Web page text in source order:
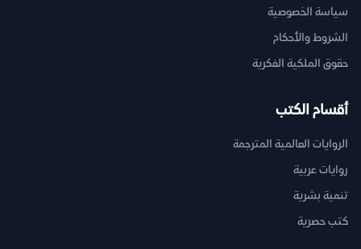
سياسة الخصوصية
الشروط والأحكام
حقوق الملكية الفكرية
أقسام الكتب
الروايات العالمية المترجمة
روايات عربية
تنمية بشرية
كتب حصرية